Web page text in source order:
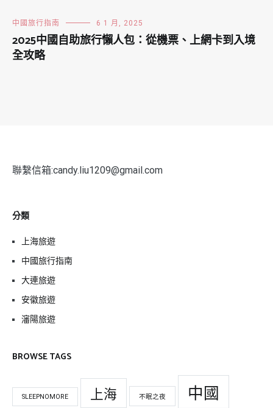
中國旅行指南 6 1 月, 2025
2025中國自助旅行懶人包：從機票、上網卡到入境
全攻略
聯繫信箱:candy.liu1209@gmail.com
分類
上海旅遊
中國旅行指南
大連旅遊
安徽旅遊
瀋陽旅遊
BROWSE TAGS
SLEEPNOMORE 上海 不眠之夜 中國